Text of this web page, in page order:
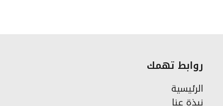
روابط تهمك
الرئيسية